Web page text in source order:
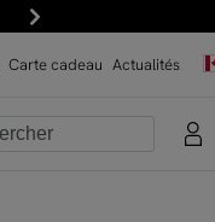
Suivant
Carte cadeau Actualités